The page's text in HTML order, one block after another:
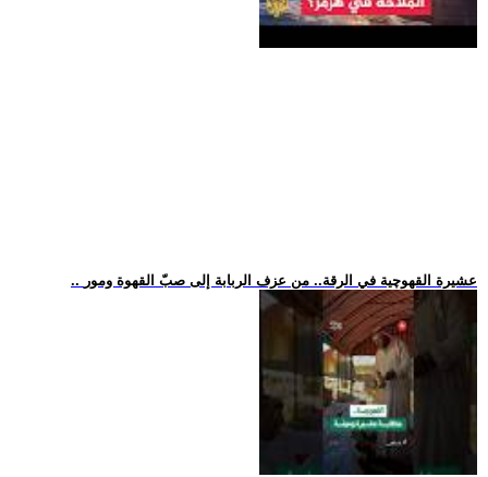
.. عشيرة القهوچية في الرقة.. من عزف الربابة إلى صبّ القهوة ومور